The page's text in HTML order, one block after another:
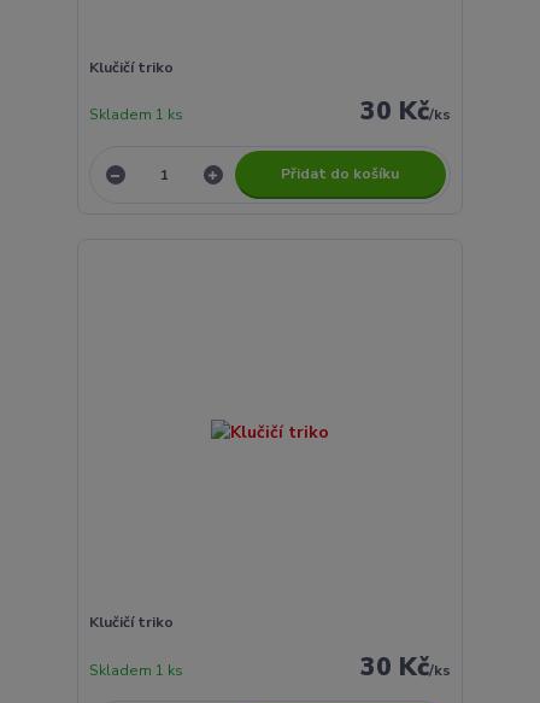
Klučičí triko
30 Kč/ks
Skladem 1 ks
Přidat do košíku
Klučičí triko
30 Kč/ks
Skladem 1 ks